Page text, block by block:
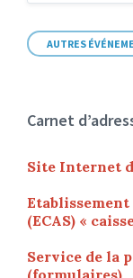
calendar
days
AUTRES
Carnet
Site Internet
Etablissement
(ECAS) «
Service de la
(formulaires)